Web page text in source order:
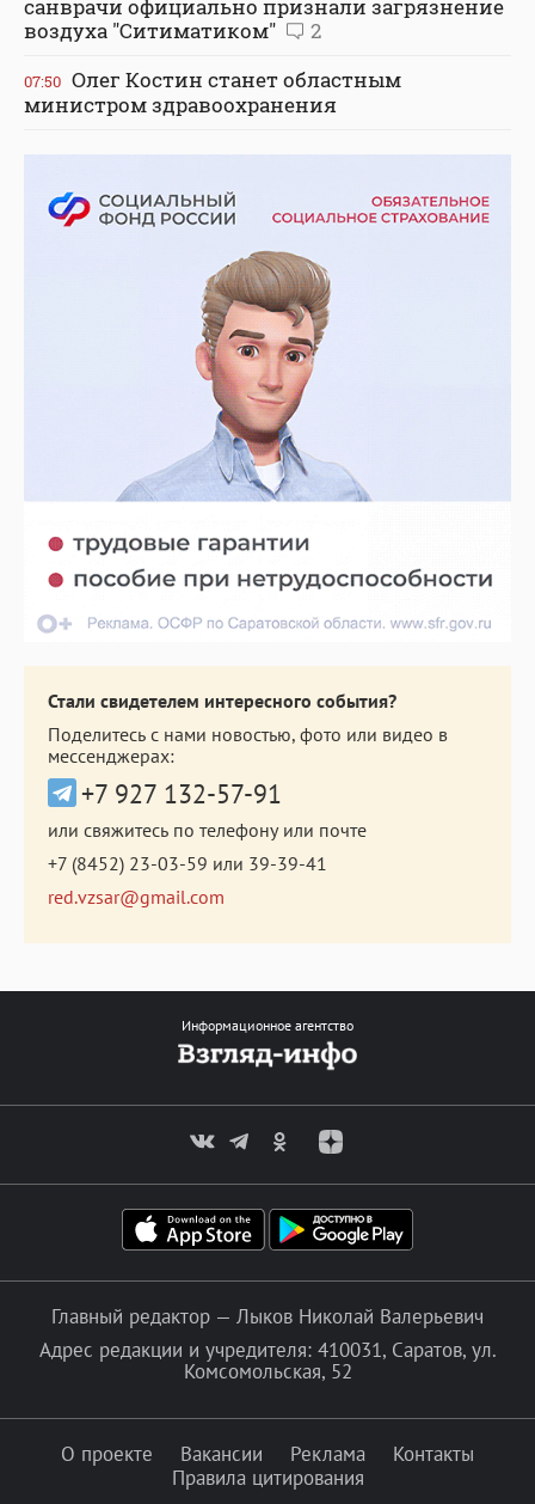
санврачи официально признали загрязнение
воздуха "Ситиматиком"
2
07:50 Олег Костин станет областным
министром здравоохранения
Стали свидетелем интересного события?
Поделитесь с нами новостью, фото или видео в
мессенджерах:
+7 927 132-57-91
или свяжитесь по телефону или почте
+7 (8452) 23-03-59 или 39-39-41
red.vzsar@gmail.com
Информационное агентство
Главный редактор — Лыков Николай Валерьевич
Адрес редакции и учредителя: 410031, Саратов, ул.
Комсомольская, 52
О проекте Вакансии Реклама
Контакты
Правила цитирования